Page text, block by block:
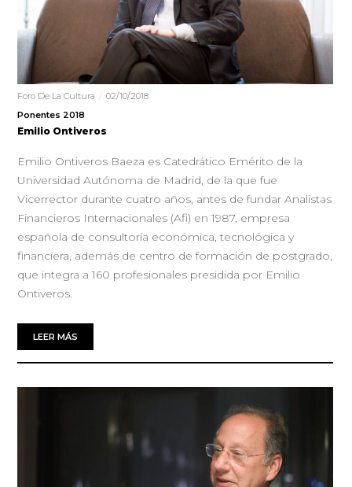
Foro De La Cultura
02/10/2018
Ponentes 2018
Emilio Ontiveros
Emilio Ontiveros Baeza es Catedrático Emérito de la
Universidad Autónoma de Madrid, de la que fue
Vicerrector durante cuatro años, antes de fundar Analistas
Financieros Internacionales (Afi) en 1987, empresa
española de consultoría económica, tecnológica y
financiera, además de centro de formación de postgrado,
que integra a 160 profesionales presidida por Emilio
Ontiveros.
LEER MÁS